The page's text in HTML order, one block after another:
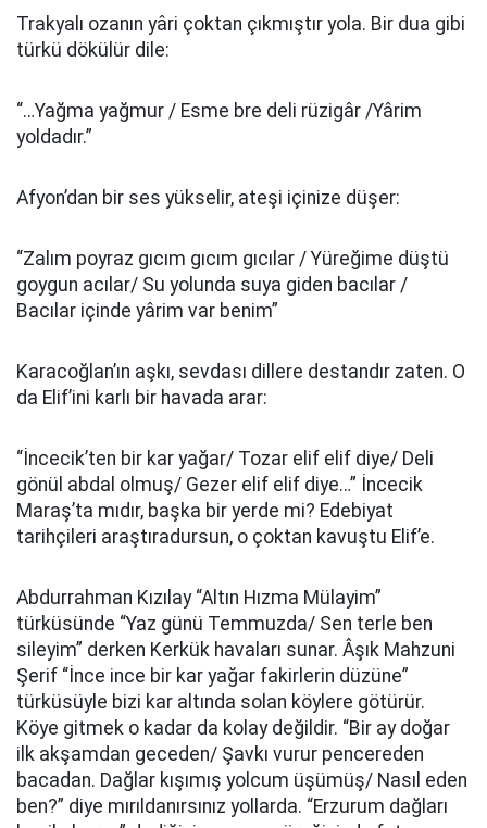
Trakyalı ozanın yâri çoktan çıkmıştır yola. Bir dua gibi
türkü dökülür dile:
“…Yağma yağmur / Esme bre deli rüzigâr /Yârim
yoldadır.”
Afyon’dan bir ses yükselir, ateşi içinize düşer:
“Zalım poyraz gıcım gıcım gıcılar / Yüreğime düştü
goygun acılar/ Su yolunda suya giden bacılar /
Bacılar içinde yârim var benim”
Karacoğlan’ın aşkı, sevdası dillere destandır zaten. O
da Elif’ini karlı bir havada arar:
“İncecik’ten bir kar yağar/ Tozar elif elif diye/ Deli
gönül abdal olmuş/ Gezer elif elif diye…” İncecik
Maraş’ta mıdır, başka bir yerde mi? Edebiyat
tarihçileri araştıradursun, o çoktan kavuştu Elif’e.
Abdurrahman Kızılay “Altın Hızma Mülayim”
türküsünde “Yaz günü Temmuzda/ Sen terle ben
sileyim” derken Kerkük havaları sunar. Âşık Mahzuni
Şerif “İnce ince bir kar yağar fakirlerin düzüne”
türküsüyle bizi kar altında solan köylere götürür.
Köye gitmek o kadar da kolay değildir. “Bir ay doğar
ilk akşamdan geceden/ Şavkı vurur pencereden
bacadan. Dağlar kışımış yolcum üşümüş/ Nasıl eden
ben?” diye mırıldanırsınız yollarda. “Erzurum dağları